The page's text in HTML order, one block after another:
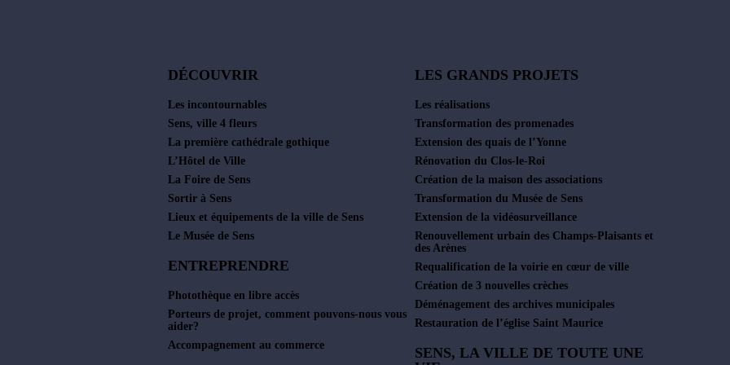
DÉCOUVRIR
Les incontournables
Sens, ville 4 fleurs
La première cathédrale gothique
L’Hôtel de Ville
La Foire de Sens
Sortir à Sens
Lieux et équipements de la ville de Sens
Le Musée de Sens
ENTREPRENDRE
Photothèque en libre accès
Porteurs de projet, comment pouvons-nous vous
aider?
Accompagnement au commerce
LES GRANDS PROJETS
Les réalisations
Transformation des promenades
Extension des quais de l’Yonne
Rénovation du Clos-le-Roi
Création de la maison des associations
Transformation du Musée de Sens
Extension de la vidéosurveillance
Renouvellement urbain des Champs-Plaisants et
des Arènes
Requalification de la voirie en cœur de ville
Création de 3 nouvelles crèches
Déménagement des archives municipales
Restauration de l’église Saint Maurice
SENS, LA VILLE DE TOUTE UNE